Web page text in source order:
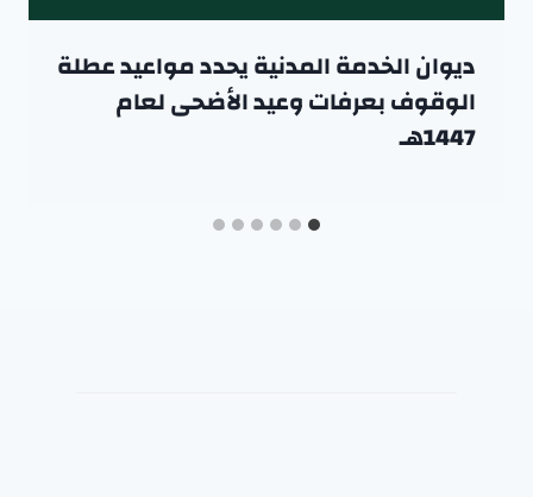
ديوان الخدمة المدنية يحدد مواعيد عطلة
الوقوف بعرفات وعيد الأضحى لعام
1447هـ